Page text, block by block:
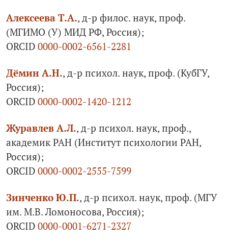
Алексеева Т.А., д-р филос. наук, проф.
(МГИМО (У) МИД РФ, Россия);
ORCID 0000-0002-6561-2281
Дёмин А.Н., д-р психол. наук, проф. (КубГУ,
Россия);
ORCID 0000-0002-1420-1212
Журавлев А.Л., д-р психол. наук, проф.,
академик РАН (Институт психологии РАН,
Россия);
ORCID 0000-0002-2555-7599
Зинченко Ю.П., д-р психол. наук, проф. (МГУ
им. М.В. Ломоносова, Россия);
ORCID 0000-0001-6271-2327